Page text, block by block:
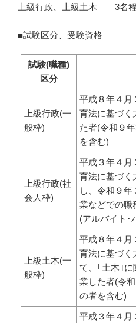
上級行政、上級土木 3名
■試験区分、受験資格
試験(職種)
区分
上級行政(一
般枠)
平成８年４月
育法に基づく
た者(令和９
を含む)
上級行政(社
会人枠)
平成３年４月
育法に基づく
し、令和９
業などでの職
(アルバイト･
上級土木(一
般枠)
平成８年４月
育法に基づく
て、｢土木｣
業した者(令
の者を含む)
平成３年４月